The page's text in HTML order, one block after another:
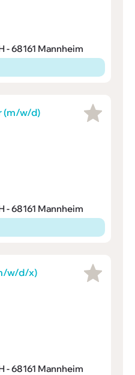
- 68161 Mannheim
(m/w/d)
- 68161 Mannheim
w/d/x)
- 68161 Mannheim